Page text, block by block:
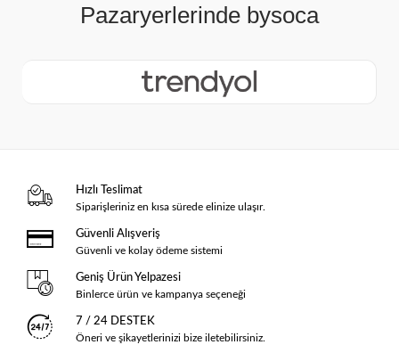
Hızlı Teslimat
Siparişleriniz en kısa sürede elinize ulaşır.
Güvenli Alışveriş
Güvenli ve kolay ödeme sistemi
Geniş Ürün Yelpazesi
Binlerce ürün ve kampanya seçeneği
7 / 24 DESTEK
Öneri ve şikayetlerinizi bize iletebilirsiniz.